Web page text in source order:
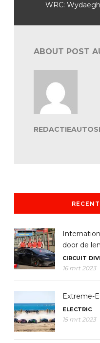
WRC:
ABOUT POST
door de
CIRCUIT
16 mrt 2023
Extreme-
ELECTRIC
15 mrt 2023